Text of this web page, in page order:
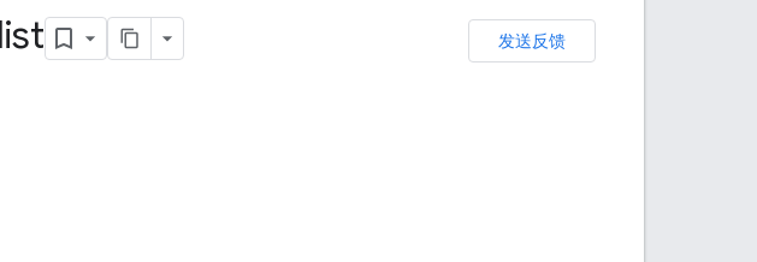
发送反馈
list